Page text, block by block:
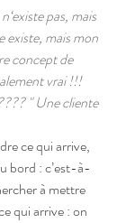
pas, mais
existe, mais mon
concept de
vrai !!!
" Une cliente
ce qui arrive,
bord : c’est-à-
à mettre
qui arrive : on